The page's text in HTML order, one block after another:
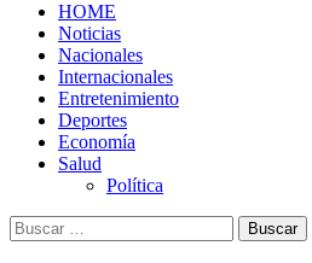
HOME
Noticias
Nacionales
Internacionales
Entretenimiento
Deportes
Economía
Salud
Política
Buscar: